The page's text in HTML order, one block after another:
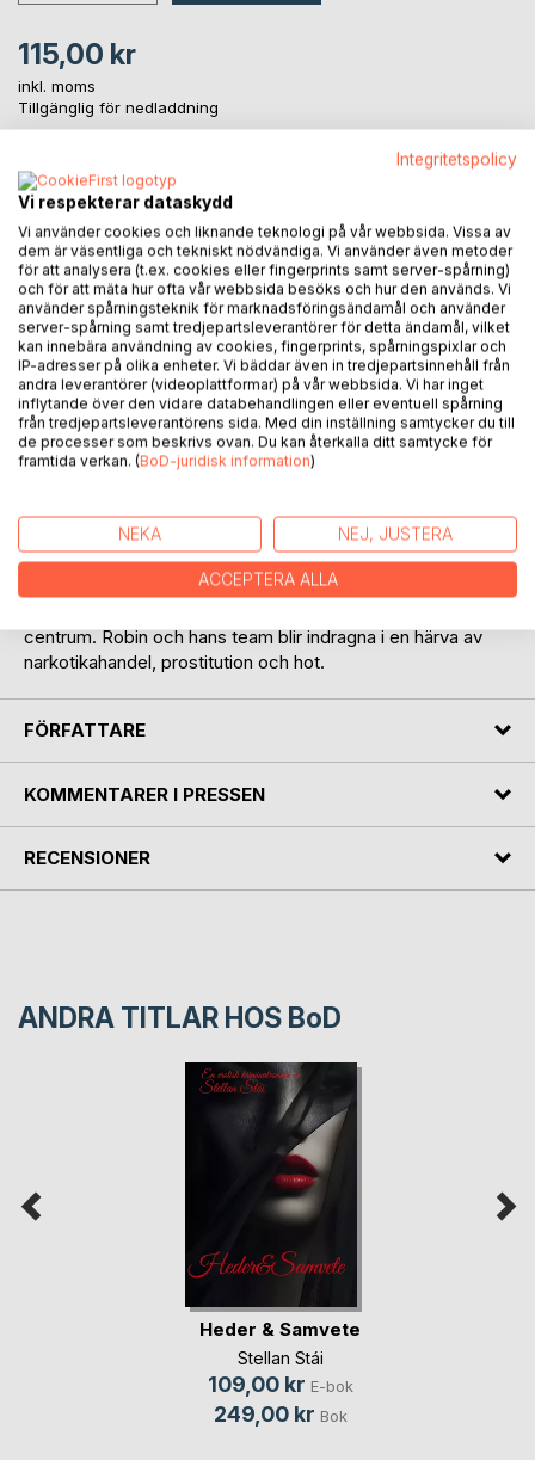
115,00 kr
inkl. moms
Tillgänglig för nedladdning
LÄGG I KUNDVAGNEN
Lägg till i kom-ihåglista
Recensera titel
BESKRIVNING
Den andres död är den andra boken om polisen Robin
Rosén.
När en servitris hittas död på ett torg i Åkersta, startar en
centrum. Robin och hans team blir indragna i en härva av
narkotikahandel, prostitution och hot.
FÖRFATTARE
KOMMENTARER I PRESSEN
RECENSIONER
ANDRA TITLAR HOS BoD
Heder & Samvete
Stellan Stái
109,00 kr E-bok
249,00 kr Bok
Integritetspolicy
Vi respekterar dataskydd
Vi använder cookies och liknande teknologi på vår webbsida. Vissa av
dem är väsentliga och tekniskt nödvändiga. Vi använder även metoder
för att analysera (t.ex. cookies eller fingerprints samt server-spårning)
och för att mäta hur ofta vår webbsida besöks och hur den används. Vi
använder spårningsteknik för marknadsföringsändamål och använder
server-spårning samt tredjepartsleverantörer för detta ändamål, vilket
kan innebära användning av cookies, fingerprints, spårningspixlar och
IP-adresser på olika enheter. Vi bäddar även in tredjepartsinnehåll från
andra leverantörer (videoplattformar) på vår webbsida. Vi har inget
inflytande över den vidare databehandlingen eller eventuell spårning
från tredjepartsleverantörens sida. Med din inställning samtycker du till
de processer som beskrivs ovan. Du kan återkalla ditt samtycke för
framtida verkan. (BoD-juridisk information)
NEKA NEJ, JUSTERA
ACCEPTERA ALLA